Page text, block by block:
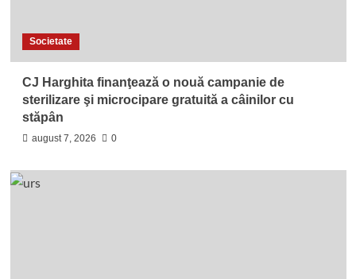
Societate
CJ Harghita finanţează o nouă campanie de
sterilizare şi microcipare gratuită a câinilor cu
stăpân
august 7, 2026 0